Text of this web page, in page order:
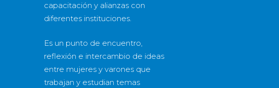
capacitación y alianzas con
diferentes instituciones.
Es un punto de encuentro,
reflexión e intercambio de ideas
entre mujeres y varones que
trabajan y estudian temas